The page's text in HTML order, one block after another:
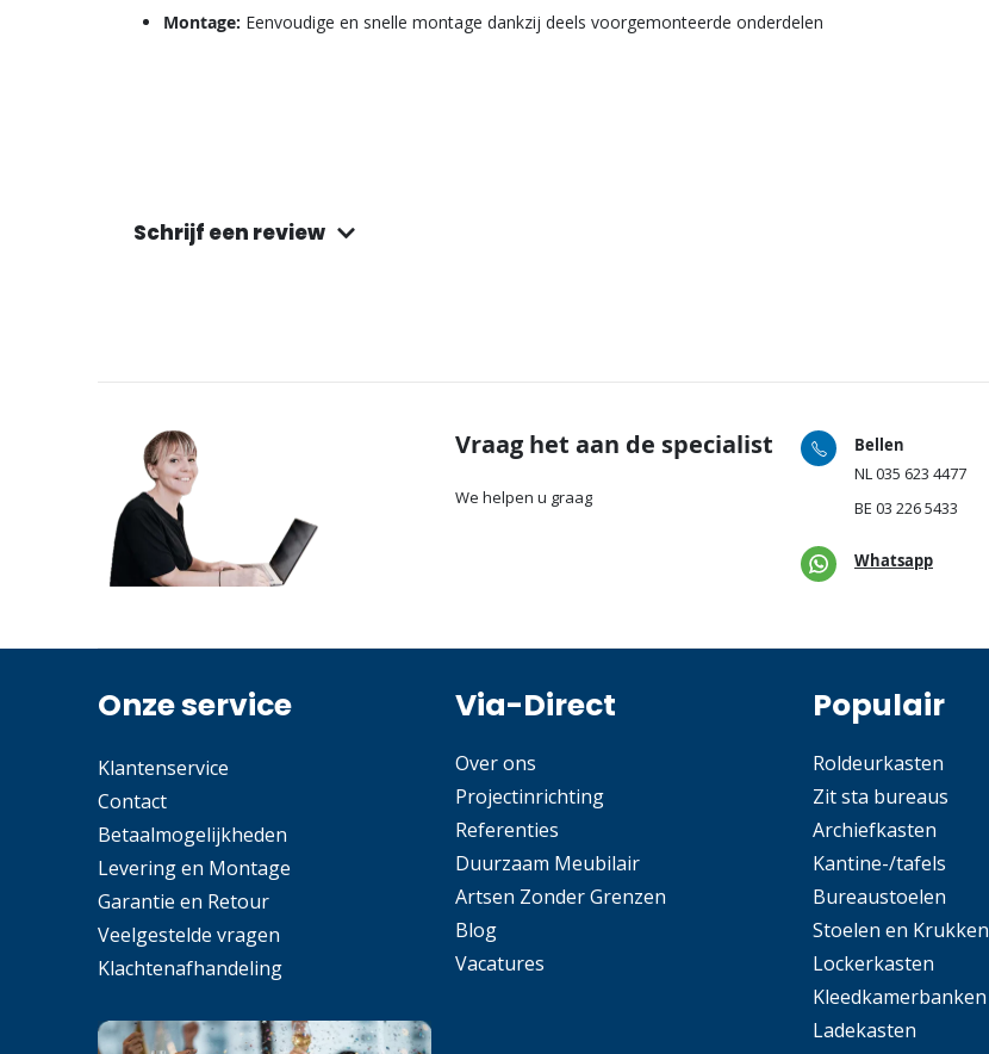
Montage: Eenvoudige en snelle montage dankzij deels voorgemonteerde onderdelen
Schrijf een review
Vraag het aan de specialist
We helpen u graag
Bellen
NL035 623 4477
BE 03 226 5433
Whatsapp
Onze service
Klantenservice
Contact
Betaalmogelijkheden
Levering en Montage
Garantie en Retour
Veelgestelde vragen
Klachtenafhandeling
Via-Direct
Over ons
Projectinrichting
Referenties
Duurzaam Meubilair
Artsen Zonder Grenzen
Blog
Vacatures
Populair
Roldeurkasten
Zit sta bureaus
Archiefkasten
Kantine-/tafels
Bureaustoelen
Stoelen en Krukken
Lockerkasten
Kleedkamerbanken
Ladekasten